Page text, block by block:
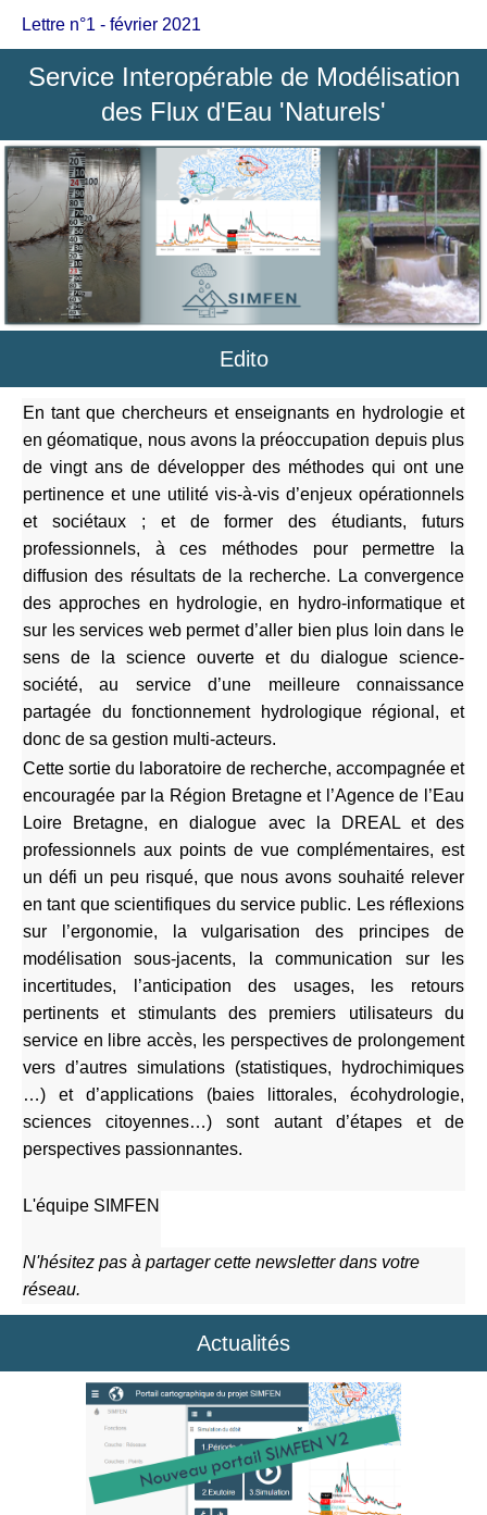
Lettre n°1 - février 2021
Service Interopérable de Modélisation
des Flux d'Eau 'Naturels'
Edito
En tant que chercheurs et enseignants en hydrologie et
en géomatique, nous avons la préoccupation depuis plus
de vingt ans de développer des méthodes qui ont une
pertinence et une utilité vis-à-vis d’enjeux opérationnels
et sociétaux ; et de former des étudiants, futurs
professionnels, à ces méthodes pour permettre la
diffusion des résultats de la recherche. La convergence
des approches en hydrologie, en hydro-informatique et
sur les services web permet d’aller bien plus loin dans le
sens de la science ouverte et du dialogue science-
société, au service d’une meilleure connaissance
partagée du fonctionnement hydrologique régional, et
donc de sa gestion multi-acteurs.
Cette sortie du laboratoire de recherche, accompagnée et
encouragée par la Région Bretagne et l’Agence de l’Eau
Loire Bretagne, en dialogue avec la DREAL et des
professionnels aux points de vue complémentaires, est
un défi un peu risqué, que nous avons souhaité relever
en tant que scientifiques du service public. Les réflexions
sur l’ergonomie, la vulgarisation des principes de
modélisation sous-jacents, la communication sur les
incertitudes, l’anticipation des usages, les retours
pertinents et stimulants des premiers utilisateurs du
service en libre accès, les perspectives de prolongement
vers d’autres simulations (statistiques, hydrochimiques
…) et d’applications (baies littorales, écohydrologie,
sciences citoyennes…) sont autant d’étapes et de
perspectives passionnantes.
L'équipe SIMFEN
N'hésitez pas à partager cette newsletter dans votre
réseau.
Actualités